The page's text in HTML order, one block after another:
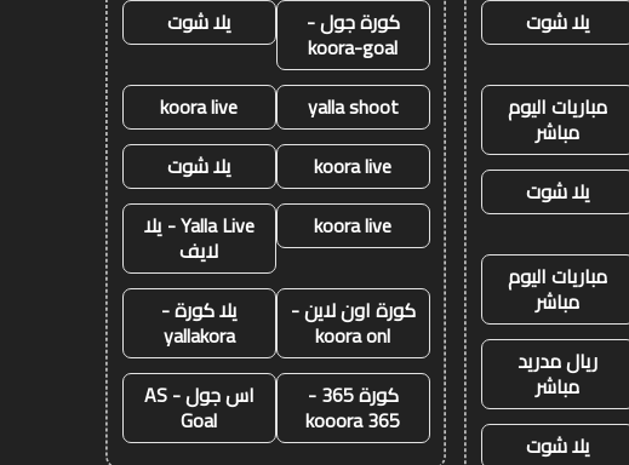
يلا شوت
مباريات اليوم
مباشر
يلا شوت
مباريات اليوم
مباشر
ريال مدريد
مباشر
يلا شوت
كورة جول -
koora-goal
يلا شوت
yalla shoot
koora live
koora live
يلا شوت
koora live
Yalla Live - يلا
لايف
كورة اون لاين -
koora onl
يلا كورة -
yallakora
كورة 365 -
kooora 365
اس جول - AS
Goal